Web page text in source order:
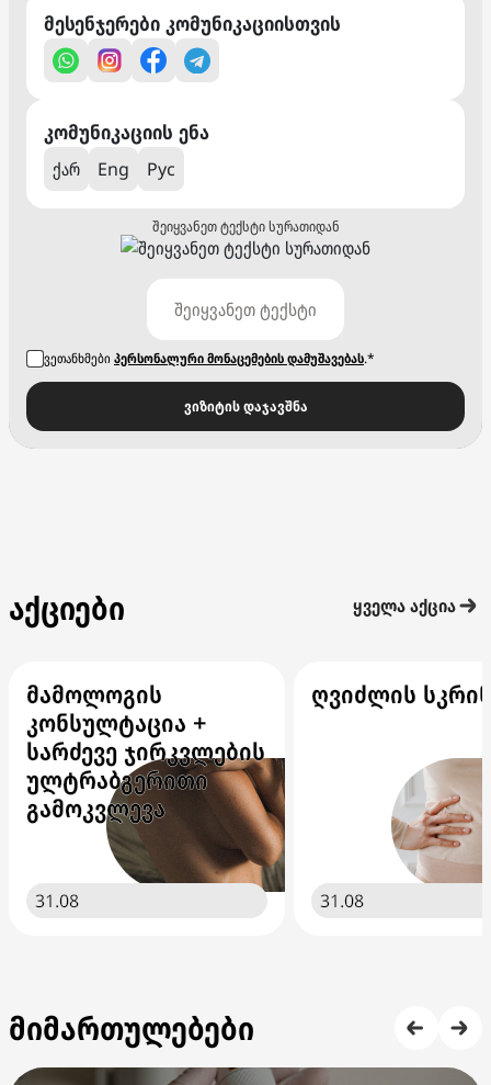
მესენჯერები კომუნიკაციისთვის
კომუნიკაციის ენა
ქარ Eng Рус
შეიყვანეთ ტექსტი სურათიდან
ვეთანხმებიპერსონალური მონაცემების დამუშავებას.*
ვიზიტის დაჯავშნა
აქციები ყველა აქცია
მამოლოგის
კონსულტაცია +
სარძევე ჯირკვლების
ულტრაბგერითი
გამოკვლევა
31.08
ღვიძლის
31.08
მიმართულებები